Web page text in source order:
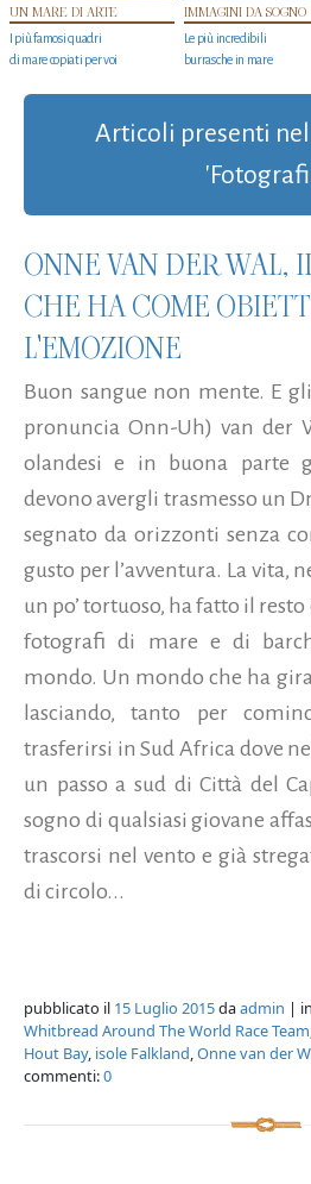
UN MARE DI ARTE
I più famosi quadri
di mare copiati per voi
IMMAGINI DA SOGNO
Le più incredibili
burrasche in mare
Articoli presenti
ONNE VAN DER WAL,
CHE HA COME
L'EMOZIONE
Buon sangue non mente. E
pronuncia Onn-Uh) van der
olandesi e in buona parte
devono avergli trasmesso un
segnato da orizzonti senza
gusto per l’avventura. La vita,
un po’ tortuoso, ha fatto il
fotografi di mare e di
mondo. Un mondo che ha
lasciando, tanto per
trasferirsi in Sud Africa dove
un passo a sud di Città del
sogno di qualsiasi giovane
trascorsi nel vento e già
di circolo...
pubblicato il 15 Luglio 2015daadmin | in
Whitbread Around The World Race Team
Hout Bay, isole Falkland,Onne van der
commenti:0